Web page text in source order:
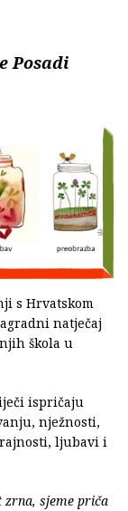
Posadi
s Hrvatskom
natječaj
škola u
ispričaju
nježnosti,
ljubavi i
zrna, sjeme priča